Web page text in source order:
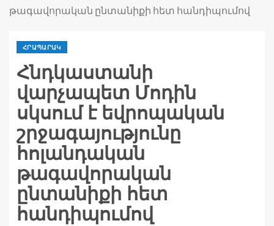
թագավորական ընտանիքի հետ հանդիպումով
ՀՐԱՊԱՐԱԿ
Հնդկաստանի
վարչապետ Մոդին
սկսում է եվրոպական
շրջագայությունը
հոլանդական
թագավորական
ընտանիքի հետ
հանդիպումով